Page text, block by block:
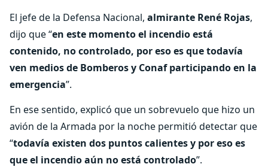
El jefe de la Defensa Nacional, almirante René Rojas,
dijo que “en este momento el incendio está
contenido, no controlado, por eso es que todavía
ven medios de Bomberos y Conaf participando en la
emergencia”.
En ese sentido, explicó que un sobrevuelo que hizo un
avión de la Armada por la noche permitió detectar que
“todavía existen dos puntos calientes y por eso es
que el incendio aún no está controlado”.